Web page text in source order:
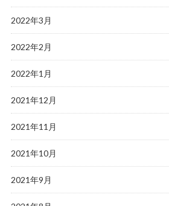
2022年3月
2022年2月
2022年1月
2021年12月
2021年11月
2021年10月
2021年9月